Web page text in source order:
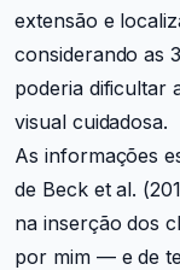
extensão e
considerando as
poderia dificultar
visual cuidadosa.
As informações
de Beck et al.
na inserção dos
por mim — e de